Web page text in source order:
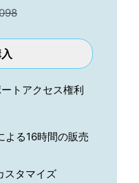
トアクセス権利
よる16時間の販売
スタマイズ